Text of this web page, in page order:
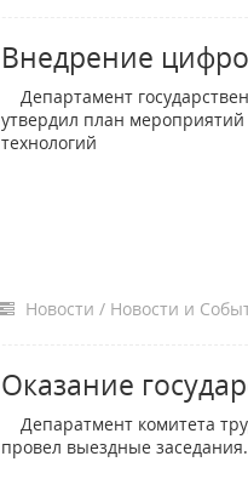
Внедрение
Департамент
утвердил план
технологий
Новости / Новости и
Оказание
Депаратмент комитета
провел выездные заседания.